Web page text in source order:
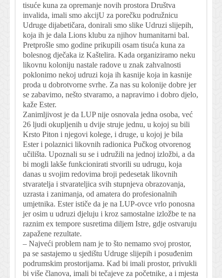
tisuće kuna za opremanje novih prostora Društva
invalida, imali smo akcijU za porečku podružnicu
Udruge dijabetičara, donirali smo slike Udruzi slijepih,
koja ih je dala Lions klubu za njihov humanitarni bal.
Pretprošle smo godine prikupili osam tisuća kuna za
bolesnog dječaka iz Kaštelira. Kada organiziramo neku
likovnu koloniju nastale radove u znak zahvalnosti
poklonimo nekoj udruzi koja ih kasnije koja in kasnije
proda u dobrotvorne svrhe. Za nas su kolonije dobre jer
se zabavimo, nešto stvaramo, a napravimo i dobro djelo,
kaže Ester.
Zanimljivost je da LUP nije osnovala jedna osoba, već
26 ljudi okupljenih u dvije struje jednu, u kojoj su bili
Krsto Piton i njegovi kolege, i druge, u kojoj je bila
Ester i polazni ci likovnih radionica Pučkog otvorenog
učilišta. Upoznali su se i udružili na jednoj izložbi, a da
bi mogli lakše funkcionirati stvorili su udrugu, koja
danas u svojim redovima broji pedesetak likovnih
stvaratelja i stvarateljica svih stupnjeva obrazovanja,
uzrasta i zanimanja, od amatera do profesionalnih
umjetnika. Ester ističe da je na LUP-ovce vrlo ponosna
jer osim u udruzi djeluju i kroz samostalne izložbe te na
raznim ex tempore susretima diljem Istre, gdje ostvaruju
zapažene rezultate.
– Najveći problem nam je to što nemamo svoj prostor,
pa se sastajemo u sjedištu Udruge slijepih i posuđenim
podrumskim prostorijama. Kad bi imali prostor, privukli
bi više članova, imali bi tečajeve za početnike, a i mjesta